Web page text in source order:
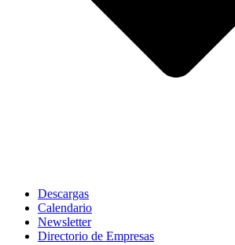
Descargas
Calendario
Newsletter
Directorio de Empresas